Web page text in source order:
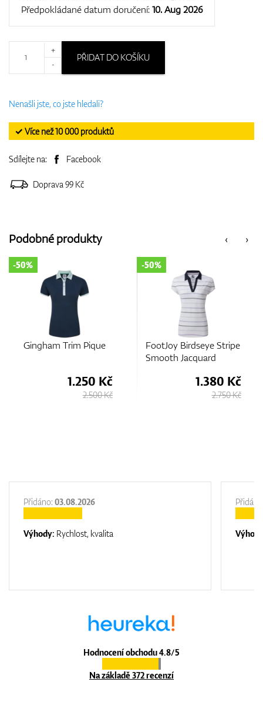
Předpokládané datum doručení:10. Aug 2026
+
-
PŘIDAT DO KOŠÍKU
Nenašli jste, co jste hledali?
✓ Více než 10 000 produktů
Sdílejte na: Facebook
Doprava 99 Kč
‹
Podobné produkty ›
FootJoy Birdseye Stripe
1.380 Kč
FootJoy Texture Knit
Polo
2.380
Hodnocení obchodu 4.8/5
Na základě 372 recenzí
Přidáno: 03.08.2026
Výhody: Rychlost, kvalita